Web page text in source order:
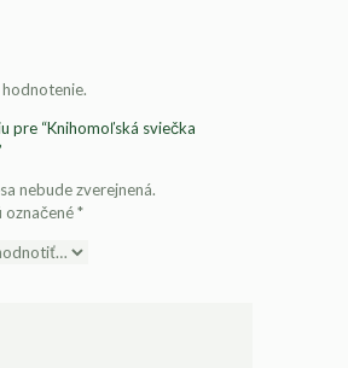
pre “Knihomoľská sviečka
nebude zverejnená.
označené*